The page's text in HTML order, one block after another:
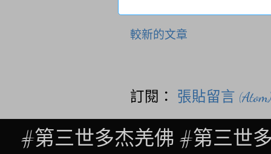
較新的文章
訂閱： 張貼留言 (Atom)
#第三世多杰羌佛 #第三世